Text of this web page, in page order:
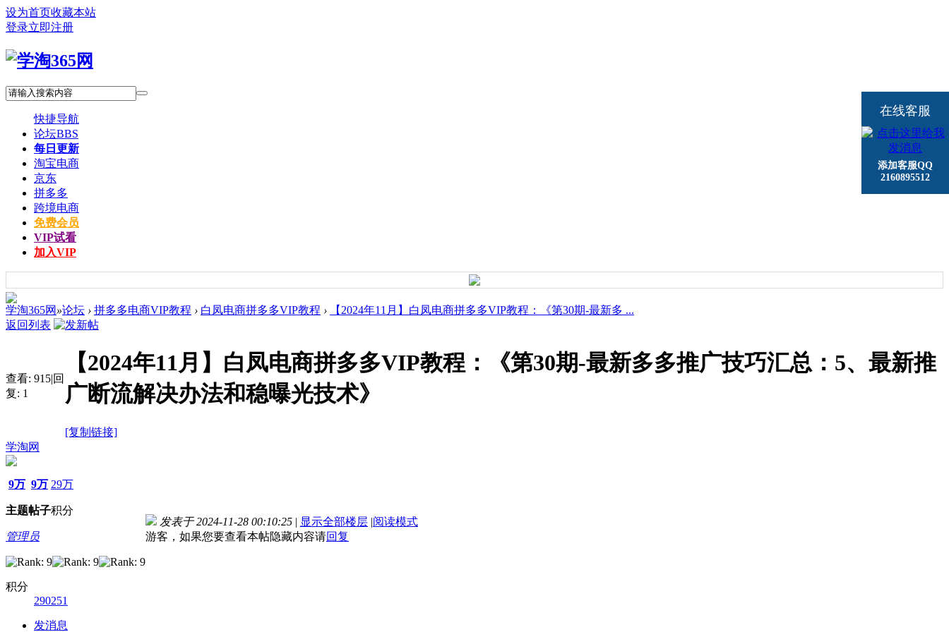
设为首页收藏本站
登录立即注册
快捷导航
论坛BBS
每日更新
淘宝电商
京东
拼多多
跨境电商
免费会员
VIP试看
加入VIP
学淘365网 »论坛 › 拼多多电商VIP教程 › 白凤电商拼多多VIP教程 ›
【2024年11月】白凤电商拼多多VIP教程：《第30期-最新多 ...
返回列表
查看: 915|回
复: 1
【2024年11月】白凤电商拼多多VIP教程：《第30期-最新多多推广技巧汇总：5、最新推
广断流解决办法和稳曝光技术》
[复制链接]
学淘网
9万
主题
9万
帖子
29万
积分
管理员
积分
290251
发消息
发表于 2024-11-28 00:10:25 | 显示全部楼层 |阅读模式
游客，如果您要查看本帖隐藏内容请回复
在线客服
添加客服QQ
2160895512